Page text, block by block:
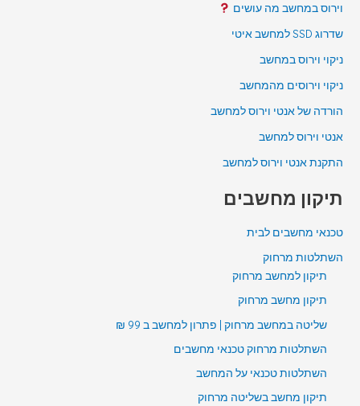
וירוס במחשב מה עושים
שדרוג SSD למחשב איטי
ניקוי וירוס במחשב
ניקוי וירוסים מהמחשב
הורדה של אנטי וירוס למחשב
אנטי וירוס למחשב
התקנת אנטי וירוס למחשב
תיקון מחשבים
טכנאי מחשבים לבית
השתלטות מרחוק
תיקון למחשב מרחוק
תיקון מחשב מרחוק
שליטה במחשב מרחוק | פתרון למחשב ב 99 ₪
השתלטות מרחוק טכנאי מחשבים
השתלטות טכנאי על המחשב
תיקון מחשב בשליטה מרחוק